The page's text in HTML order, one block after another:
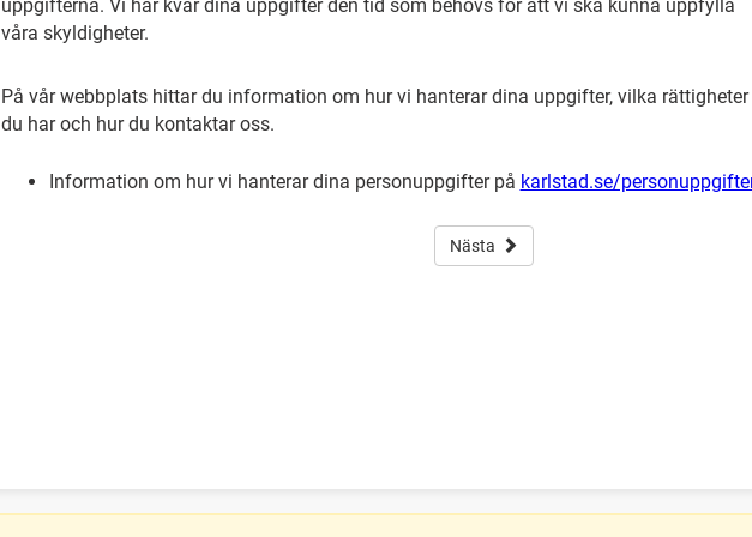
uppgifterna. Vi har kvar dina uppgifter den tid som behövs för att vi ska kunna uppfylla
våra skyldigheter.
På vår webbplats hittar du information om hur vi hanterar dina uppgifter, vilka rättigheter
du har och hur du kontaktar oss.
Information om hur vi hanterar dina personuppgifter på karlstad.se/
Nästa